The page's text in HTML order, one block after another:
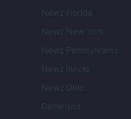
Newz Florida
Newz New York
Newz Pennsylvania
Newz Illinois
Newz Ohio
Gameland